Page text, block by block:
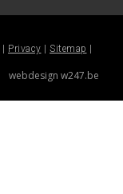
Privacy Sitemap
webdesign w247.be